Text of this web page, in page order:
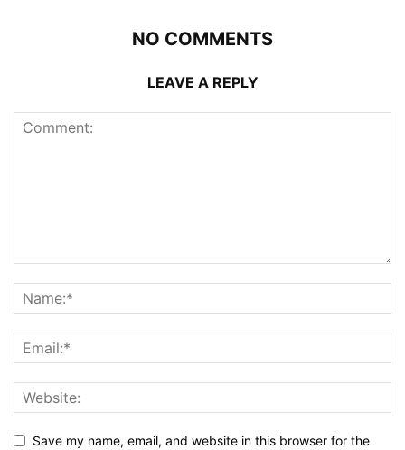
NO COMMENTS
LEAVE A REPLY
Save my name, email, and website in this browser for the